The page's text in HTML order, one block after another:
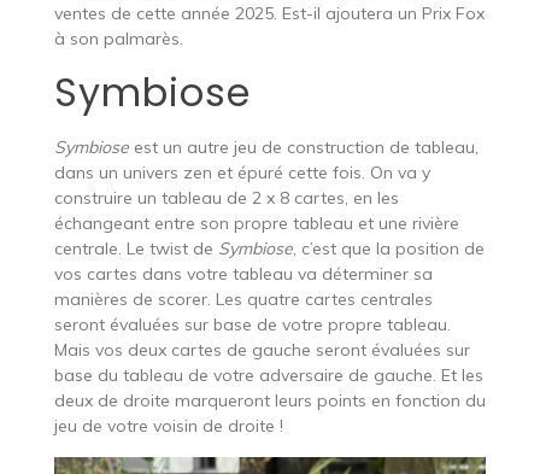
ventes de cette année 2025. Est-il ajoutera un Prix Fox
à son palmarès.
Symbiose
Symbiose est un autre jeu de construction de tableau,
dans un univers zen et épuré cette fois. On va y
construire un tableau de 2 x 8 cartes, en les
échangeant entre son propre tableau et une rivière
centrale. Le twist de Symbiose, c’est que la position de
vos cartes dans votre tableau va déterminer sa
manières de scorer. Les quatre cartes centrales
seront évaluées sur base de votre propre tableau.
Mais vos deux cartes de gauche seront évaluées sur
base du tableau de votre adversaire de gauche. Et les
deux de droite marqueront leurs points en fonction du
jeu de votre voisin de droite !